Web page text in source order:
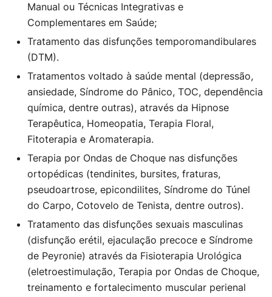
Manual ou Técnicas Integrativas e
Complementares em Saúde;
Tratamento das disfunções temporomandibulares
(DTM).
Tratamentos voltado à saúde mental (depressão,
ansiedade, Síndrome do Pânico, TOC, dependência
química, dentre outras), através da Hipnose
Terapêutica, Homeopatia, Terapia Floral,
Fitoterapia e Aromaterapia.
Terapia por Ondas de Choque nas disfunções
ortopédicas (tendinites, bursites, fraturas,
pseudoartrose, epicondilites, Síndrome do Túnel
do Carpo, Cotovelo de Tenista, dentre outros).
Tratamento das disfunções sexuais masculinas
(disfunção erétil, ejaculação precoce e Síndrome
de Peyronie) através da Fisioterapia Urológica
(eletroestimulação, Terapia por Ondas de Choque,
treinamento e fortalecimento muscular perienal